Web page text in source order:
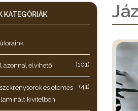
KATEGÓRIÁK
azonnal elvihető (101)
és elemes
kivitelben
(41)